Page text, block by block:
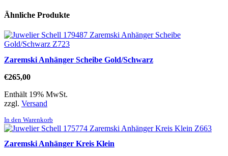
Ähnliche Produkte
Zaremski Anhänger Scheibe Gold/Schwarz
€265,00
Enthält 19% MwSt.
zzgl. Versand
In den Warenkorb
Zaremski Anhänger Kreis Klein